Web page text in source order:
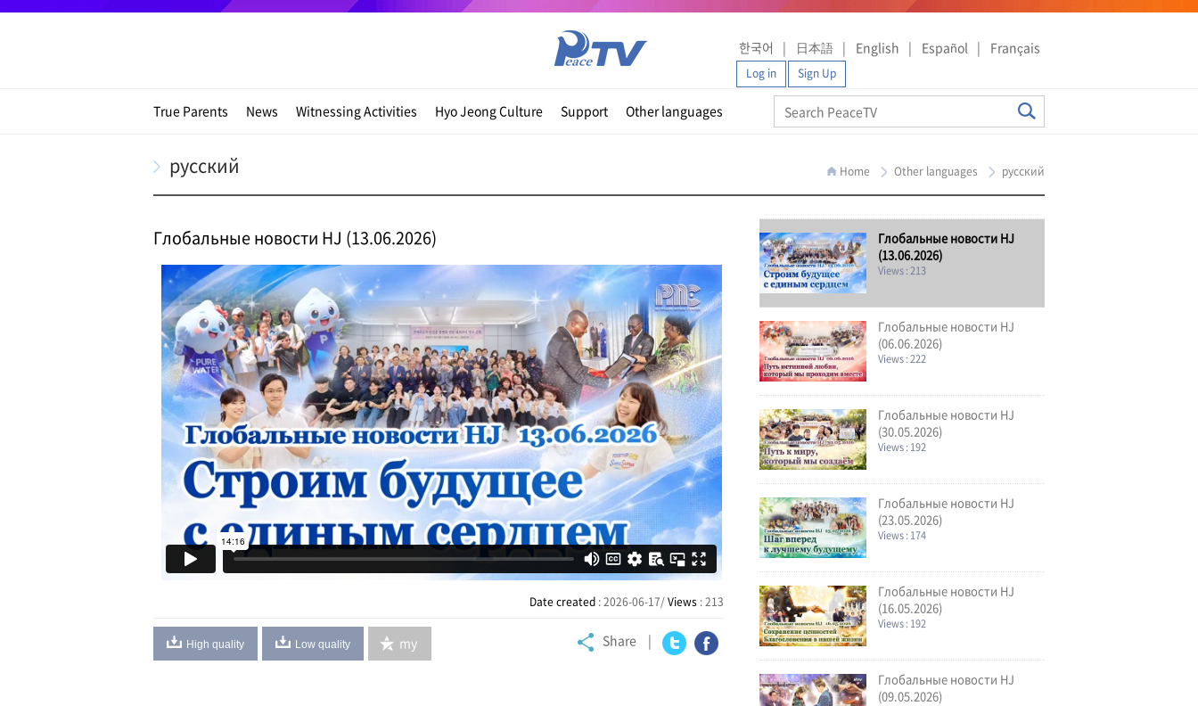
한국어 日本語 English Español Français
Log in Sign Up
True Parents News Witnessing Activities Hyo Jeong Culture Support Other languages
русский Home Other languages русский
Глобальные новости HJ (13.06.2026)
Date created : 2026-06-17/Views : 213
High quality Low quality my
Share